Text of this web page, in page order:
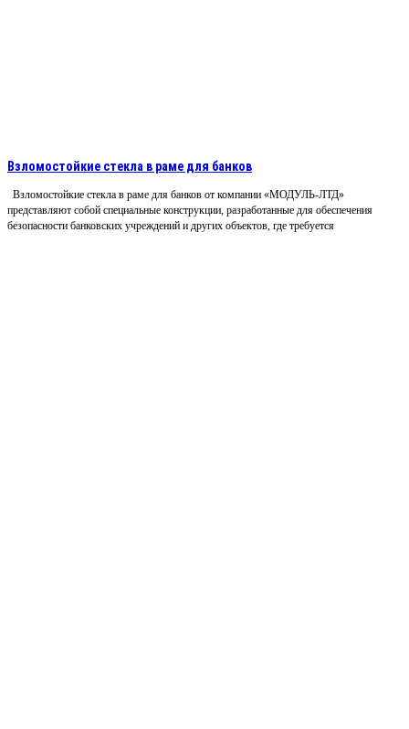
Взломостойкие стекла в раме для банков
Взломостойкие стекла в раме для банков от компании «МОДУЛЬ-ЛТД»
представляют собой специальные конструкции, разработанные для обеспечения
безопасности банковских учреждений и других объектов, где требуется